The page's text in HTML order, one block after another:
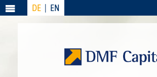
DE EN
Menü